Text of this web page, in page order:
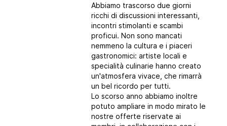
Abbiamo trascorso due giorni
ricchi di discussioni interessanti,
incontri stimolanti e scambi
proficui. Non sono mancati
nemmeno la cultura e i piaceri
gastronomici: artiste locali e
specialità culinarie hanno creato
un'atmosfera vivace, che rimarrà
un bel ricordo per tutti.
Lo scorso anno abbiamo inoltre
potuto ampliare in modo mirato le
nostre offerte riservate ai